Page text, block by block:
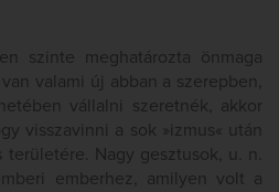
szinte meghatározta önmaga
valami új abban a szerepben,
vállalni szeretnék, akkor
visszavinni a sok »izmus« után
Nagy gesztusok, u. n.
emberhez, amilyen volt a